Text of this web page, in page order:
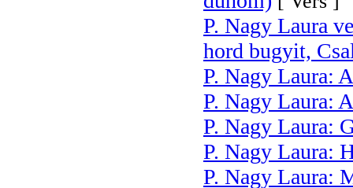
P. Nagy Laura
hord bugyit,
P. Nagy Laura:
P. Nagy Laura:
P. Nagy Laura:
P. Nagy Laura:
P. Nagy Laura: